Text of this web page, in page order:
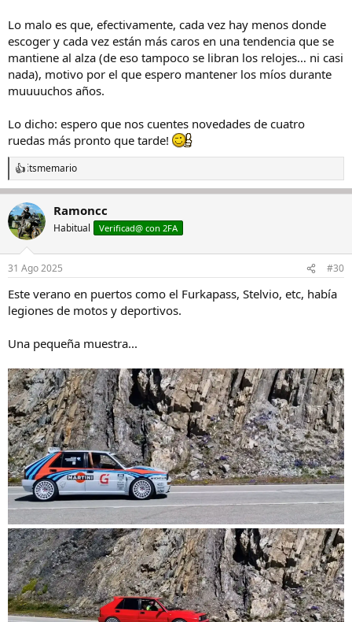
Lo malo es que, efectivamente, cada vez hay menos donde
escoger y cada vez están más caros en una tendencia que se
mantiene al alza (de eso tampoco se libran los relojes… ni casi
nada), motivo por el que espero mantener los míos durante
muuuuchos años.
Lo dicho: espero que nos cuentes novedades de cuatro
ruedas más pronto que tarde!
R
e
a
c
c
i
n
e
:
itsmemario
Ramoncc
Habitual Verificad@ con 2FA
31 Ago 2025 #30
Este verano en puertos como el Furkapass, Stelvio, etc, había
legiones de motos y deportivos.
Una pequeña muestra...